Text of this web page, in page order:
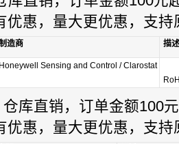
优惠，量大更优惠，支持
造商 描述
Honeywell Sensing and Control / Clarostat
库直销，订单金额100
优惠，量大更优惠，支持